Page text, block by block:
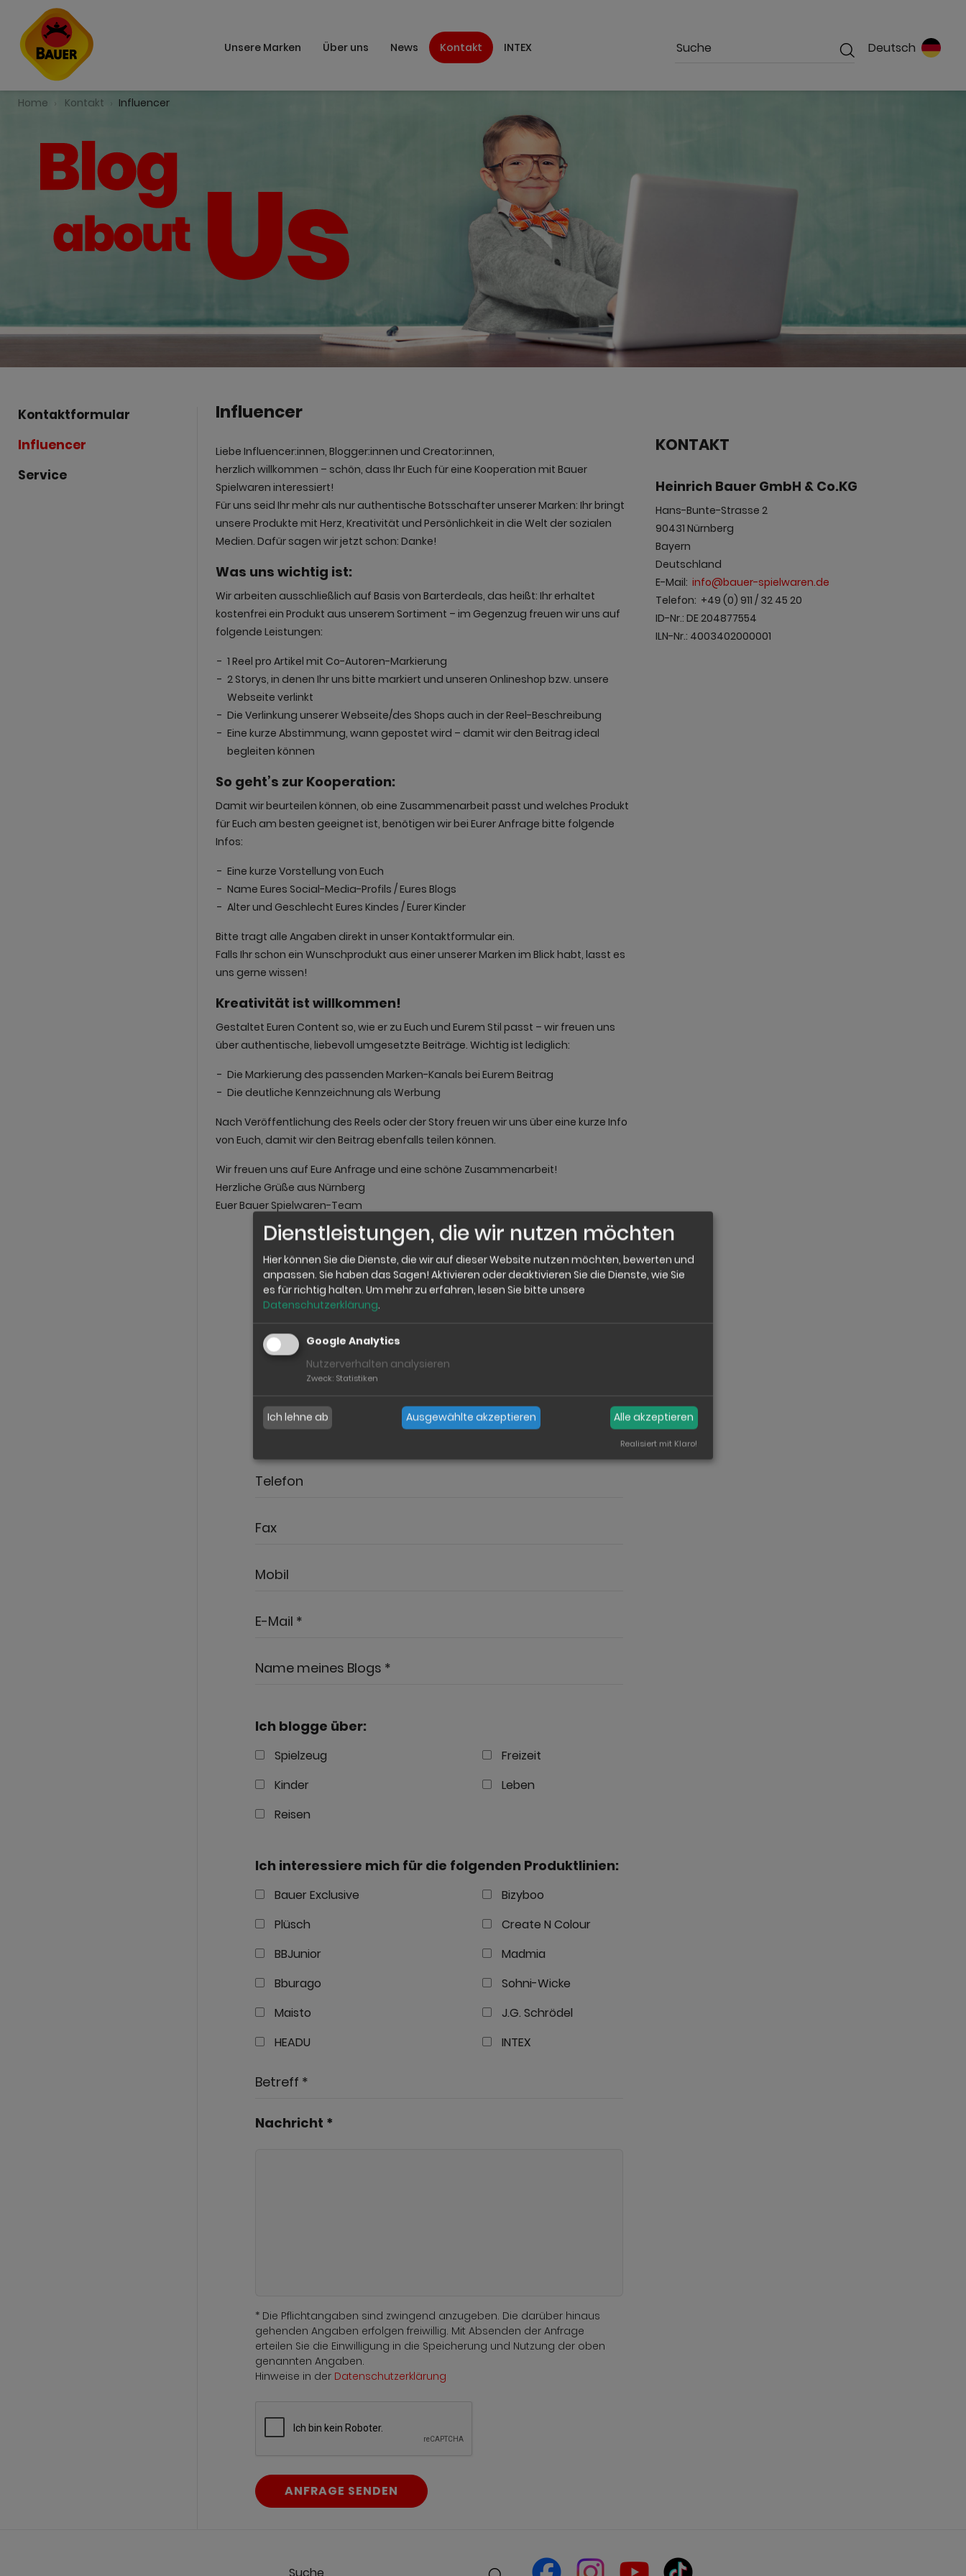
Unsere Marken Über uns News Kontakt INTEX Deutsch
Home Kontakt Influencer
Kontaktformular
Influencer
Service
Influencer
Liebe Influencer:innen, Blogger:innen und Creator:innen,
herzlich willkommen – schön, dass Ihr Euch für eine Kooperation mit Bauer
Spielwaren interessiert!
Für uns seid Ihr mehr als nur authentische Botsschafter unserer Marken: Ihr bringt
unsere Produkte mit Herz, Kreativität und Persönlichkeit in die Welt der sozialen
Medien. Dafür sagen wir jetzt schon: Danke!
Was uns wichtig ist:
Wir arbeiten ausschließlich auf Basis von Barterdeals, das heißt: Ihr erhaltet
kostenfrei ein Produkt aus unserem Sortiment – im Gegenzug freuen wir uns auf
folgende Leistungen:
1 Reel pro Artikel mit Co-Autoren-Markierung
2 Storys, in denen Ihr uns bitte markiert und unseren Onlineshop bzw. unsere
Webseite verlinkt
Die Verlinkung unserer Webseite/des Shops auch in der Reel-Beschreibung
Eine kurze Abstimmung, wann gepostet wird – damit wir den Beitrag ideal
begleiten können
So geht’s zur Kooperation:
Damit wir beurteilen können, ob eine Zusammenarbeit passt und welches Produkt
für Euch am besten geeignet ist, benötigen wir bei Eurer Anfrage bitte folgende
Infos:
Eine kurze Vorstellung von Euch
Name Eures Social-Media-Profils / Eures Blogs
Alter und Geschlecht Eures Kindes / Eurer Kinder
Bitte tragt alle Angaben direkt in unser Kontaktformular ein.
Falls Ihr schon ein Wunschprodukt aus einer unserer Marken im Blick habt, lasst es
uns gerne wissen!
Kreativität ist willkommen!
Gestaltet Euren Content so, wie er zu Euch und Eurem Stil passt – wir freuen uns
über authentische, liebevoll umgesetzte Beiträge. Wichtig ist lediglich:
Die Markierung des passenden Marken-Kanals bei Eurem Beitrag
Die deutliche Kennzeichnung als Werbung
Nach Veröffentlichung des Reels oder der Story freuen wir uns über eine kurze Info
von Euch, damit wir den Beitrag ebenfalls teilen können.
Wir freuen uns auf Eure Anfrage und eine schöne Zusammenarbeit!
Herzliche Grüße aus Nürnberg
Euer Bauer Spielwaren-Team
Nachname *
Strasse /Nr.
Postleitzahl
Land
Telefon
Fax
Mobil
E-Mail *
Name meines Blogs *
Ich blogge über:
Spielzeug
Kinder
Reisen
Freizeit
Leben
Ich interessiere mich für die folgenden Produktlinien:
Bauer Exclusive
Plüsch
BBJunior
Bburago
Maisto
HEADU
Bizyboo
Create N Colour
Madmia
Sohni-Wicke
J.G. Schrödel
INTEX
Betreff *
Nachricht *
* Die Pflichtangaben sind zwingend anzugeben. Die darüber hinaus
gehenden Angaben erfolgen freiwillig. Mit Absenden der Anfrage
erteilen Sie die Einwilligung in die Speicherung und Nutzung der oben
genannten Angaben.
Hinweise in der Datenschutzerklärung
KONTAKT
Heinrich Bauer GmbH & Co.KG
Hans-Bunte-Strasse 2
90431 Nürnberg
Bayern
Deutschland
E-Mail: info@bauer-spielwaren.de
Telefon: +49 (0) 911 / 32 45 20
ID-Nr.: DE 204877554
ILN-Nr.: 4003402000001
Dienstleistungen, die wir nutzen möchten
Hier können Sie die Dienste, die wir auf dieser Website nutzen möchten, bewerten und
anpassen. Sie haben das Sagen! Aktivieren oder deaktivieren Sie die Dienste, wie Sie
es für richtig halten. Um mehr zu erfahren, lesen Sie bitte unsere
Datenschutzerklärung.
Google Analytics
Nutzerverhalten analysieren
Zweck: Statistiken
Ich lehne ab Ausgewählte akzeptieren Alle akzeptieren
Realisiert mit Klaro!